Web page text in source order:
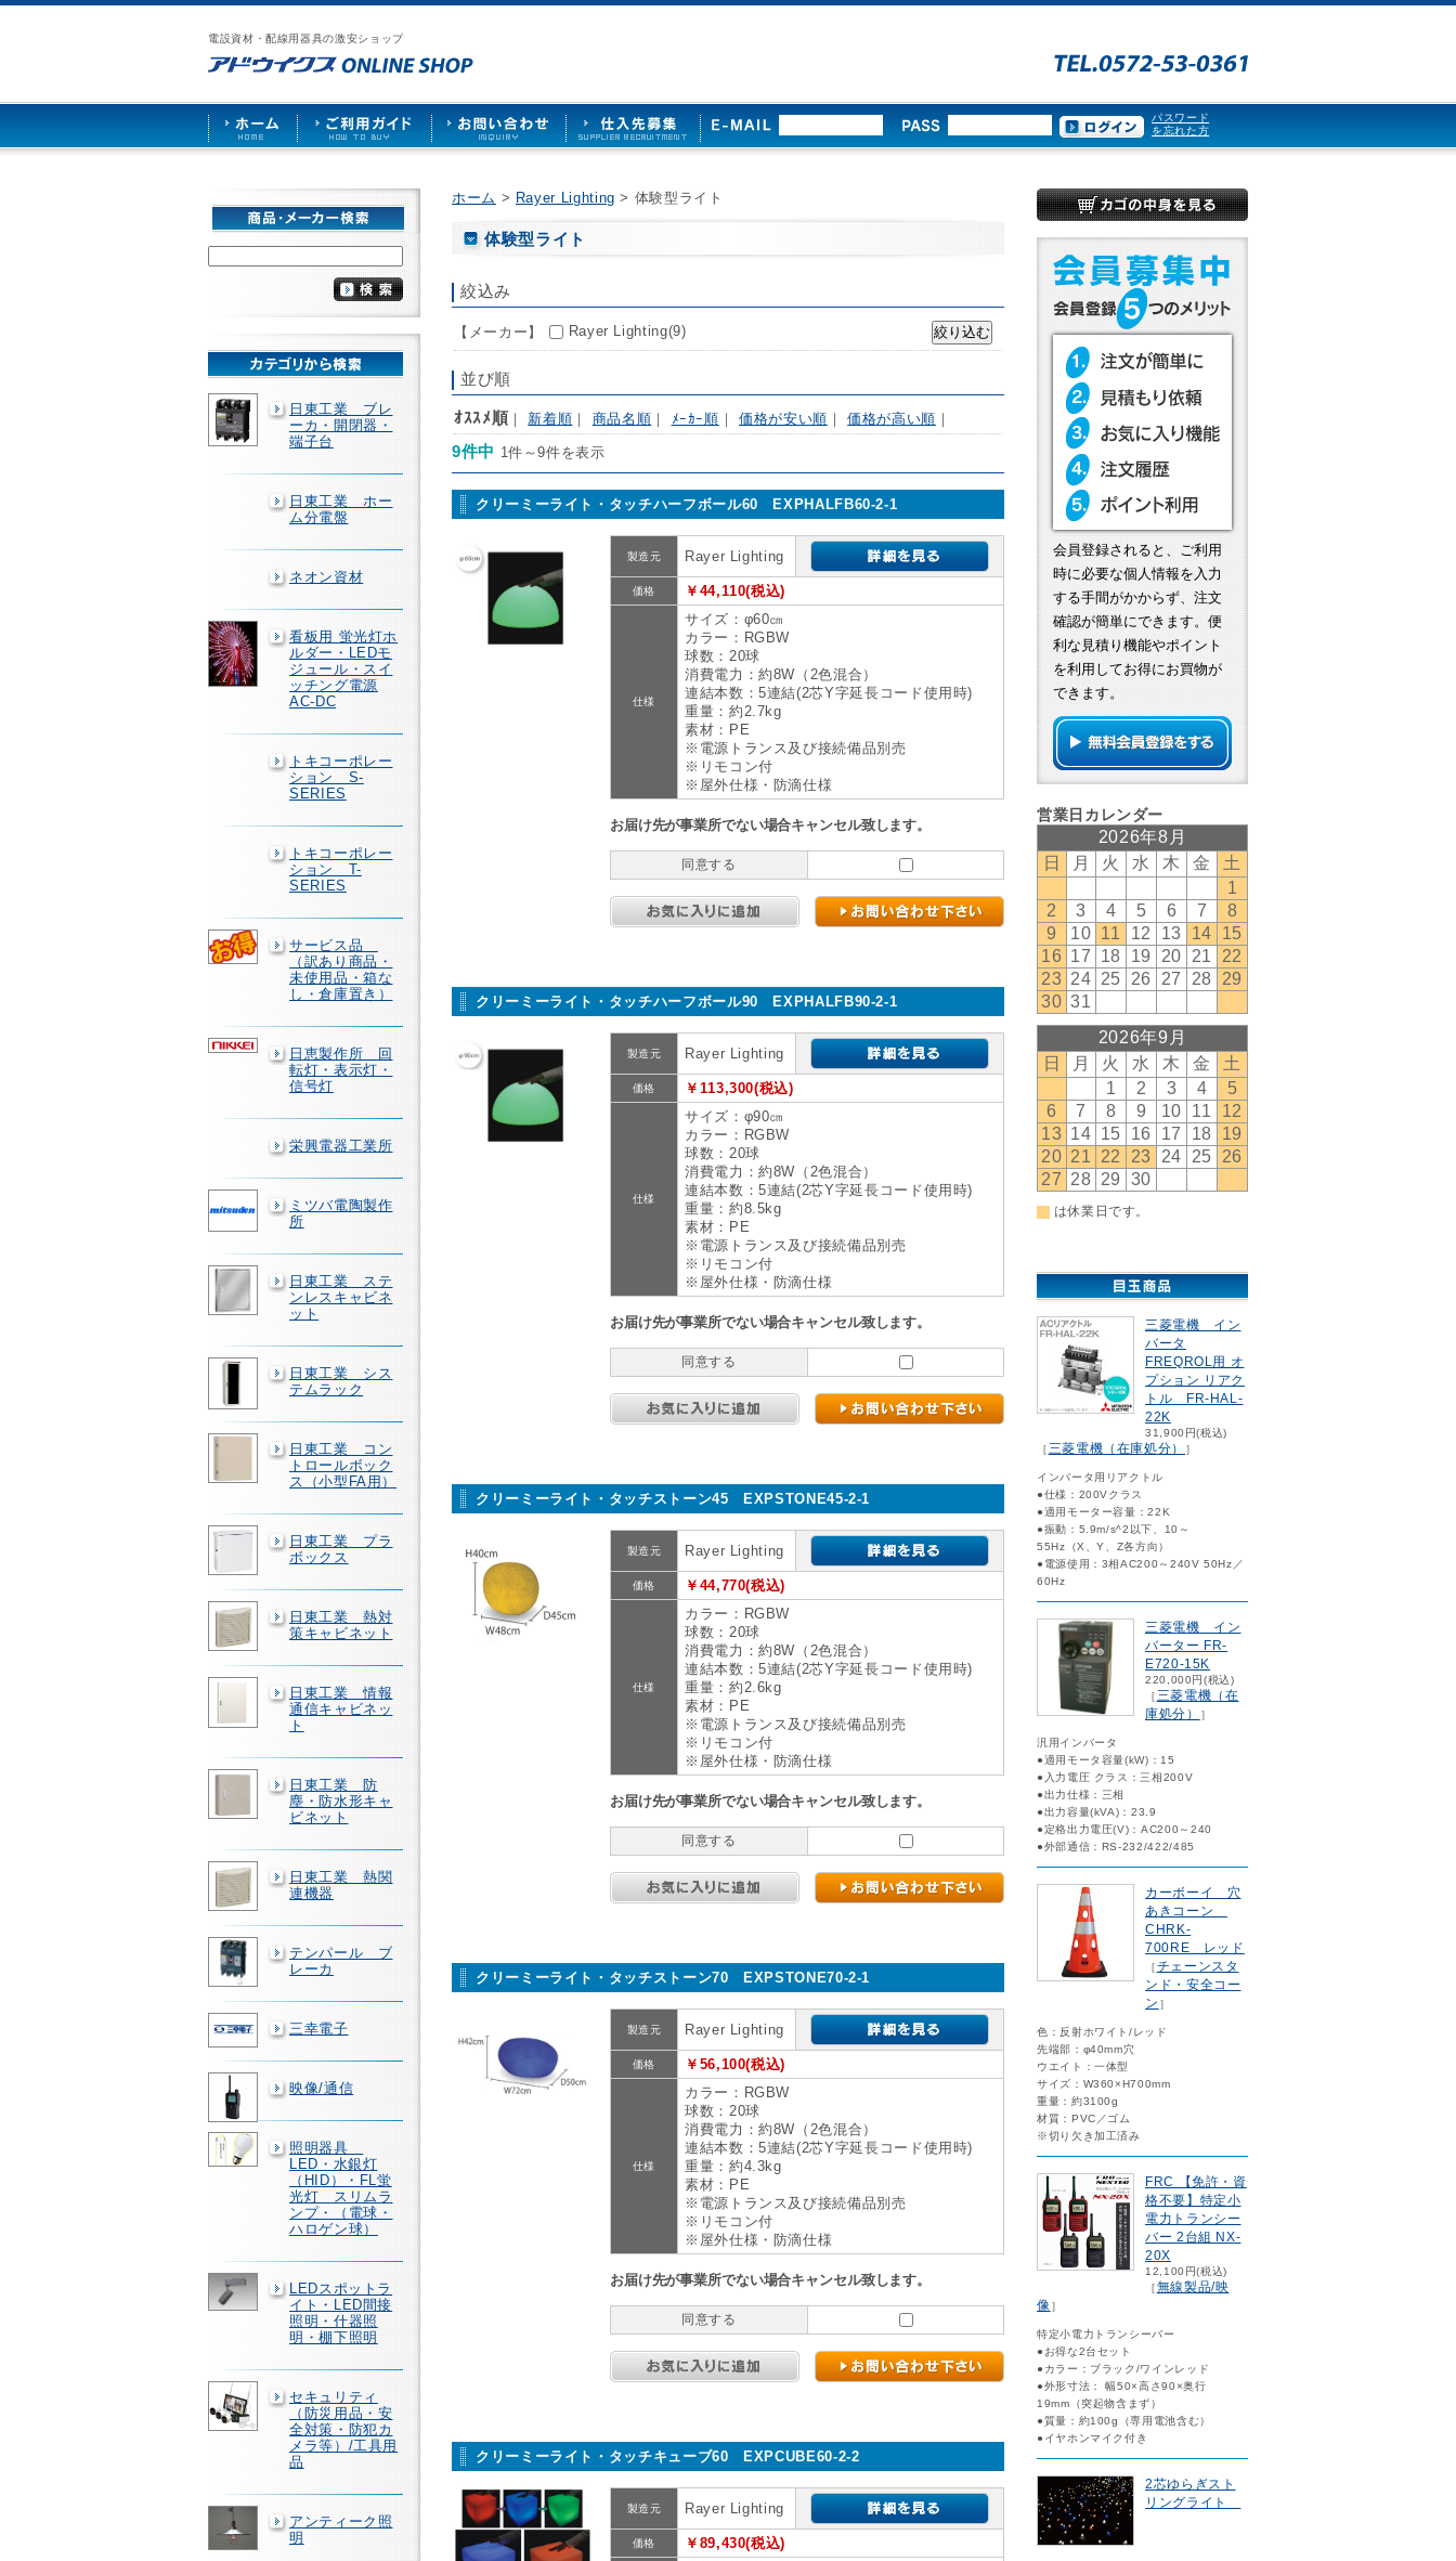
電設資材・配線用器具の激安ショップ
漏
カ
照
ア
ス
ご
ド
お
せ
仕
パスワード
を忘れた方
日東工業 ブレ
ーカ・開閉器・
端子台
日東工業 ホー
ム分電盤
ネオン資材
看板用 蛍光灯ホ
ルダー・LEDモ
ジュール・スイ
ッチング電源
AC-DC
トキコーポレー
ション S-
SERIES
トキコーポレー
ション T-
SERIES
サービス品
（訳あり商品・
未使用品・箱な
し・倉庫置き）
日恵製作所 回
転灯・表示灯・
信号灯
栄興電器工業所
ミツバ電陶製作
所
日東工業 ステ
ンレスキャビネ
ット
日東工業 シス
テムラック
日東工業 コン
トロールボック
ス（小型FA用）
日東工業 プラ
ボックス
日東工業 熱対
策キャビネット
日東工業 情報
通信キャビネッ
ト
日東工業 防
塵・防水形キャ
ビネット
日東工業 熱関
連機器
テンパール ブ
レーカ
三幸電子
映像/通信
照明器具
LED・水銀灯
（HID）・FL蛍
光灯 スリムラ
ンプ・（電球・
ハロゲン球）
LEDスポットラ
イト・LED間接
照明・什器照
明・棚下照明
セキュリティ
（防災用品・安
全対策・防犯カ
メラ等）/工具用
品
アンティーク照
明
ホーム > Rayer Lighting > 体験型ライト
体験型ライト
絞込み
【メーカー】 Rayer Lighting(9)
並び順
ｵｽｽﾒ順 ｜ 新着順 ｜ 商品名順 ｜ ﾒｰｶｰ順 ｜価格が安い順 ｜価格が高い順 ｜
9件中 1件～9件を表示
クリーミーライト・タッチハーフボール60 EXPHALFB60-2-1
製造元 Rayer Lighting
価格 ￥44,110(税込)
仕様
サイズ：φ60㎝
カラー：RGBW
球数：20球
消費電力：約8W（2色混合）
連結本数：5連結(2芯Y字延長コード使用時)
重量：約2.7kg
素材：PE
※電源トランス及び接続備品別売
※リモコン付
※屋外仕様・防滴仕様
お届け先が事業所でない場合キャンセル致します。
同意する
クリーミーライト・タッチハーフボール90 EXPHALFB90-2-1
製造元 Rayer Lighting
価格 ￥113,300(税込)
仕様
サイズ：φ90㎝
カラー：RGBW
球数：20球
消費電力：約8W（2色混合）
連結本数：5連結(2芯Y字延長コード使用時)
重量：約8.5kg
素材：PE
※電源トランス及び接続備品別売
※リモコン付
※屋外仕様・防滴仕様
お届け先が事業所でない場合キャンセル致します。
同意する
クリーミーライト・タッチストーン45 EXPSTONE45-2-1
製造元 Rayer Lighting
価格 ￥44,770(税込)
仕様
カラー：RGBW
球数：20球
消費電力：約8W（2色混合）
連結本数：5連結(2芯Y字延長コード使用時)
重量：約2.6kg
素材：PE
※電源トランス及び接続備品別売
※リモコン付
※屋外仕様・防滴仕様
お届け先が事業所でない場合キャンセル致します。
同意する
クリーミーライト・タッチストーン70 EXPSTONE70-2-1
製造元 Rayer Lighting
価格 ￥56,100(税込)
仕様
カラー：RGBW
球数：20球
消費電力：約8W（2色混合）
連結本数：5連結(2芯Y字延長コード使用時)
重量：約4.3kg
素材：PE
※電源トランス及び接続備品別売
※リモコン付
※屋外仕様・防滴仕様
お届け先が事業所でない場合キャンセル致します。
同意する
クリーミーライト・タッチキューブ60 EXPCUBE60-2-2
製造元 Rayer Lighting
価格 ￥89,430(税込)
会員登録されると、ご利用
時に必要な個人情報を入力
する手間がかからず、注文
確認が簡単にできます。便
利な見積り機能やポイント
を利用してお得にお買物が
できます。
三菱電機 イン
バータ
FREQROL用 オ
プション リアク
トル FR-HAL-
22K
31,900円(税込)
［三菱電機（在庫処分） ］
インバータ用リアクトル
●仕様：200Vクラス
●適用モーター容量：22K
●振動：5.9m/s^2以下、10～
55Hz（X、Y、Z各方向）
●電源使用：3相AC200～240V 50Hz／
60Hz
三菱電機 イン
バーター FR-
E720-15K
220,000円(税込)
［三菱電機（在
庫処分）
］
汎用インバータ
●適用モータ容量(kW)：15
●入力電圧 クラス：三相200V
●出力仕様：三相
●出力容量(kVA)：23.9
●定格出力電圧(V)：AC200～240
●外部通信：RS-232/422/485
カーボーイ 穴
あきコーン
CHRK-
700RE レッド
［チェーンスタ
ンド・安全コー
ン ］
色：反射ホワイト/レッド
先端部：φ40mm穴
ウエイト：一体型
サイズ：W360×H700mm
重量：約3100g
材質：PVC／ゴム
※切り欠き加工済み
FRC 【免許・資
格不要】特定小
電力トランシー
バー 2台組 NX-
20X
12,100円(税込)
［無線製品/映
像］
特定小電力トランシーバー
●お得な2台セット
●カラー：ブラック/ワインレッド
●外形寸法： 幅50×高さ90×奥行
19mm（突起物含まず）
●質量：約100g（専用電池含む）
●イヤホンマイク付き
2芯ゆらぎスト
リングライト